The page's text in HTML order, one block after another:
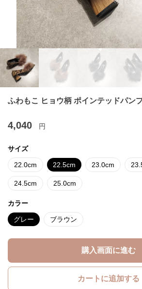
ふわもこ ヒョウ柄 ポインテッドパン
4,040 円
サイズ
22.0cm 22.5cm 23.0cm
24.5cm 25.0cm
カラー
グレー ブラウン
購入画面に進む
カートに追加する